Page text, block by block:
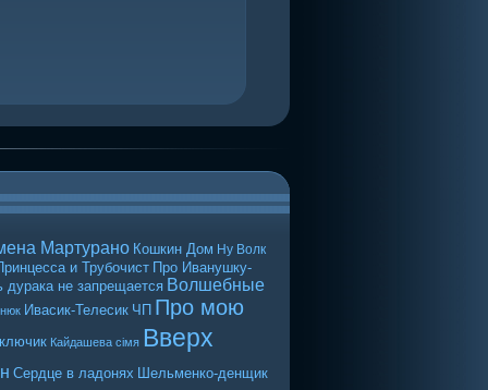
Мартурано Кошкин Дом Ну Волк
и Трубочист Про Иванушку-
дурака не запрещается Волшебные
Ивасик-Телесик ЧП Про мою
Кайдашева сiмя Вверх
Сердце в ладонях Шельменко-денщик